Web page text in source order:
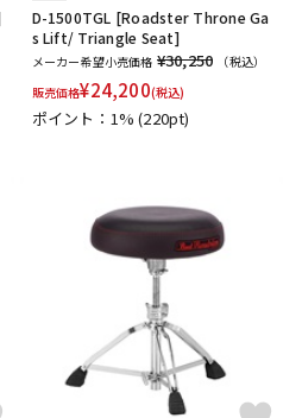
エフェクター
DTM
楽器アクセサリ
ヴィンテージ
D-1500TGL [Roadster Throne Ga
s Lift/ Triangle Seat]
メーカー希望小売価格 ¥30,250
（税込）
販売価格¥24,200(税込)
ポイント：1%(220pt)